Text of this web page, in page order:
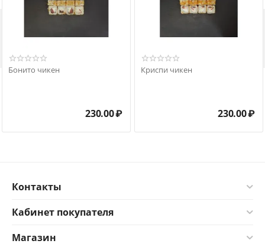
Бонито чикен
230.00₽
Криспи чикен
230.00₽
Контакты
Кабинет покупателя
Магазин